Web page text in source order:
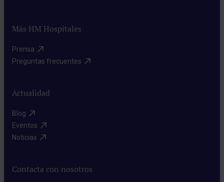
Más HM Hospitales
Prensa​
Preguntas frecuentes​
Actualidad
Blog​
Eventos​
Noticias​
Contacta con nosotros